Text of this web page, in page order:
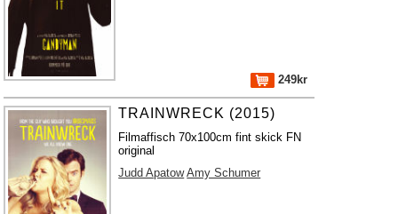
249kr
TRAINWRECK (2015)
Filmaffisch 70x100cm fint skick FN
original
Judd Apatow Amy Schumer